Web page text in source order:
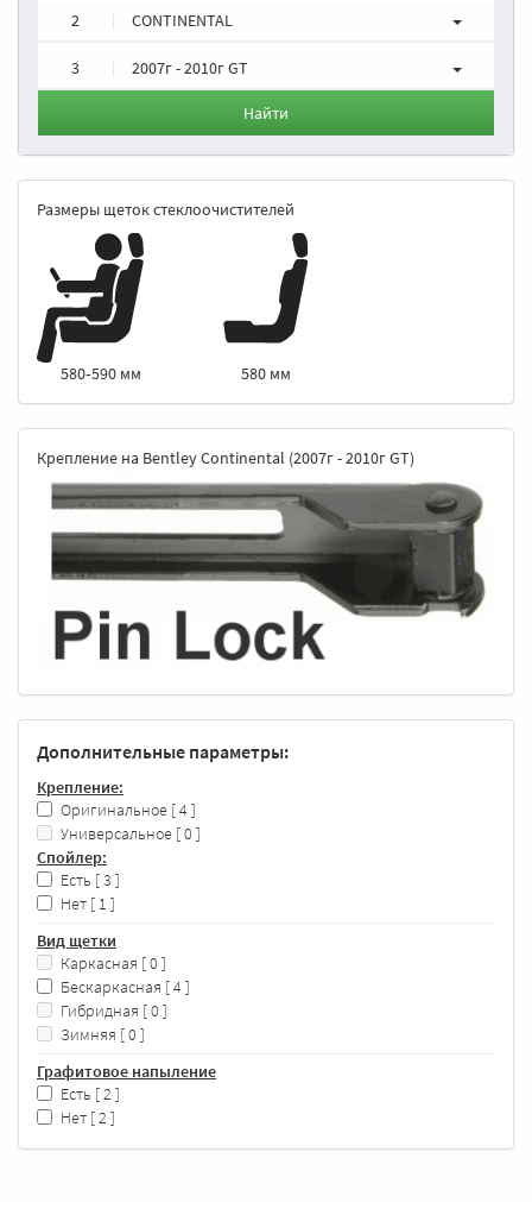
2 CONTINENTAL
3 2007г - 2010г GT
Найти
Размеры щеток стеклоочистителей
580‑590 мм 580 мм
Крепление на Bentley Continental (2007г - 2010г GT)
Дополнительные параметры:
Крепление:
Оригинальное [ 4 ]
Универсальное [ 0 ]
Спойлер:
Есть [ 3 ]
Нет [ 1 ]
Вид щетки
Каркасная [ 0 ]
Бескаркасная [ 4 ]
Гибридная [ 0 ]
Зимняя [ 0 ]
Графитовое напыление
Есть [ 2 ]
Нет [ 2 ]